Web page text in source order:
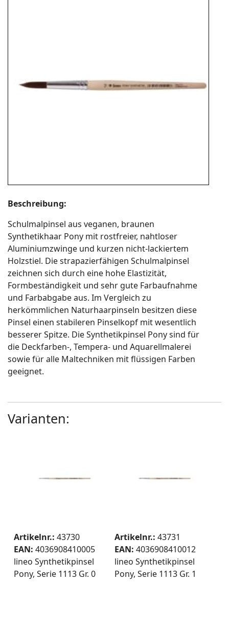
Beschreibung:
Schulmalpinsel aus veganen, braunen
Synthetikhaar Pony mit rostfreier, nahtloser
Aluminiumzwinge und kurzen nicht-lackiertem
Holzstiel. Die strapazierfähigen Schulmalpinsel
zeichnen sich durch eine hohe Elastizität,
Formbeständigkeit und sehr gute Farbaufnahme
und Farbabgabe aus. Im Vergleich zu
herkömmlichen Naturhaarpinseln besitzen diese
Pinsel einen stabileren Pinselkopf mit wesentlich
besserer Spitze. Die Synthetikpinsel Pony sind für
die Deckfarben-, Tempera- und Aquarellmalerei
sowie für alle Maltechniken mit flüssigen Farben
geeignet.
Varianten:
Artikelnr.: 43730
EAN: 4036908410005
lineo Synthetikpinsel
Pony, Serie 1113 Gr. 0
Artikelnr.: 43731
EAN: 4036908410012
lineo Synthetikpinsel
Pony, Serie 1113 Gr. 1